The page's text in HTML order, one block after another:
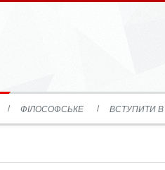
ФІЛОСОФСЬКЕ ВСТУПИТИ